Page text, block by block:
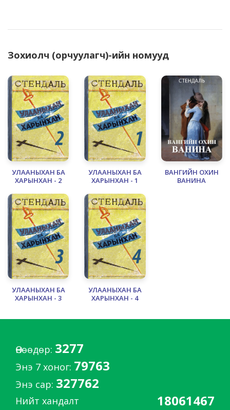
Зохиолч (орчуулагч)-ийн номууд
УЛААНЫХАН БА
ХАРЫНХАН - 2
УЛААНЫХАН БА
ХАРЫНХАН - 1
ВАНГИЙН ОХИН
ВАНИНА
УЛААНЫХАН БА
ХАРЫНХАН - 3
УЛААНЫХАН БА
ХАРЫНХАН - 4
Өнөөдөр: 3277
Энэ 7 хоног: 79763
Энэ сар: 327762
Нийт хандалт 18061467